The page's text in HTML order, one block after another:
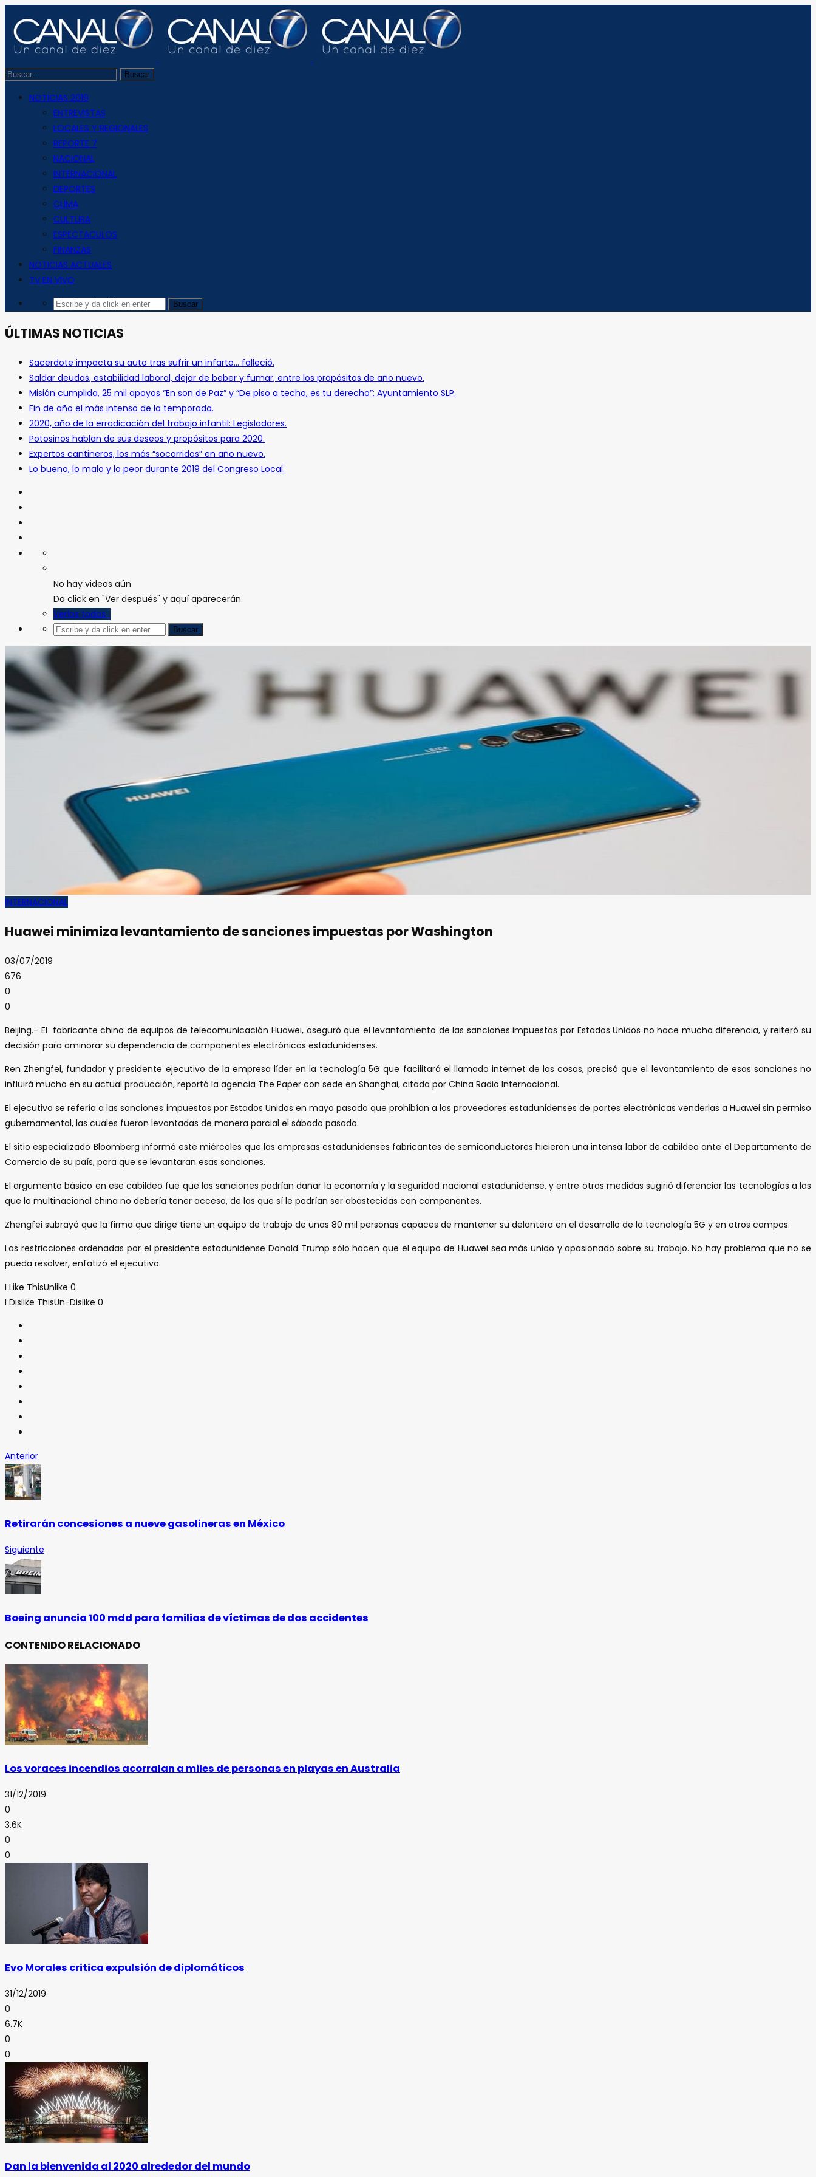
NOTICIAS 2019
ENTREVISTAS
LOCALES Y REGIONALES
REPORTE 7
NACIONAL
INTERNACIONAL
DEPORTES
CLIMA
CULTURA
ESPECTACULOS
FINANZAS
NOTICIAS ACTUALES
TV EN VIVO
ÚLTIMAS NOTICIAS
Sacerdote impacta su auto tras sufrir un infarto… falleció.
Saldar deudas, estabilidad laboral, dejar de beber y fumar, entre los propósitos de año nuevo.
Misión cumplida, 25 mil apoyos “En son de Paz” y “De piso a techo, es tu derecho”: Ayuntamiento SLP.
Fin de año el más intenso de la temporada.
2020, año de la erradicación del trabajo infantil: Legisladores.
Potosinos hablan de sus deseos y propósitos para 2020.
Expertos cantineros, los más “socorridos” en año nuevo.
Lo bueno, lo malo y lo peor durante 2019 del Congreso Local.
No hay videos aún
Da click en "Ver después" y aquí aparecerán
Verlos todos
INTERNACIONAL
Huawei minimiza levantamiento de sanciones impuestas por Washington
03/07/2019
676
0
0
Beijing.- El fabricante chino de equipos de telecomunicación Huawei, aseguró que el levantamiento de las sanciones impuestas por Estados Unidos no hace mucha diferencia, y reiteró su
decisión para aminorar su dependencia de componentes electrónicos estadunidenses.
Ren Zhengfei, fundador y presidente ejecutivo de la empresa líder en la tecnología 5G que facilitará el llamado internet de las cosas, precisó que el levantamiento de esas sanciones no
influirá mucho en su actual producción, reportó la agencia The Paper con sede en Shanghai, citada por China Radio Internacional.
El ejecutivo se refería a las sanciones impuestas por Estados Unidos en mayo pasado que prohibían a los proveedores estadunidenses de partes electrónicas venderlas a Huawei sin permiso
gubernamental, las cuales fueron levantadas de manera parcial el sábado pasado.
El sitio especializado Bloomberg informó este miércoles que las empresas estadunidenses fabricantes de semiconductores hicieron una intensa labor de cabildeo ante el Departamento de
Comercio de su país, para que se levantaran esas sanciones.
El argumento básico en ese cabildeo fue que las sanciones podrían dañar la economía y la seguridad nacional estadunidense, y entre otras medidas sugirió diferenciar las tecnologías a las
que la multinacional china no debería tener acceso, de las que sí le podrían ser abastecidas con componentes.
Zhengfei subrayó que la firma que dirige tiene un equipo de trabajo de unas 80 mil personas capaces de mantener su delantera en el desarrollo de la tecnología 5G y en otros campos.
Las restricciones ordenadas por el presidente estadunidense Donald Trump sólo hacen que el equipo de Huawei sea más unido y apasionado sobre su trabajo. No hay problema que no se
pueda resolver, enfatizó el ejecutivo.
I Like ThisUnlike 0
I Dislike ThisUn-Dislike 0
Anterior
Retirarán concesiones a nueve gasolineras en México
Siguiente
Boeing anuncia 100 mdd para familias de víctimas de dos accidentes
CONTENIDO RELACIONADO
Los voraces incendios acorralan a miles de personas en playas en Australia
31/12/2019
0
3.6K
0
0
Evo Morales critica expulsión de diplomáticos
31/12/2019
0
6.7K
0
0
Dan la bienvenida al 2020 alrededor del mundo